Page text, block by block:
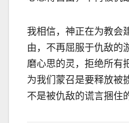
我相信，神正在为教会
由，不再屈服于仇敌的
磨心思的灵，拒绝所有
为我们蒙召是要释放被
不是被仇敌的谎言捆住